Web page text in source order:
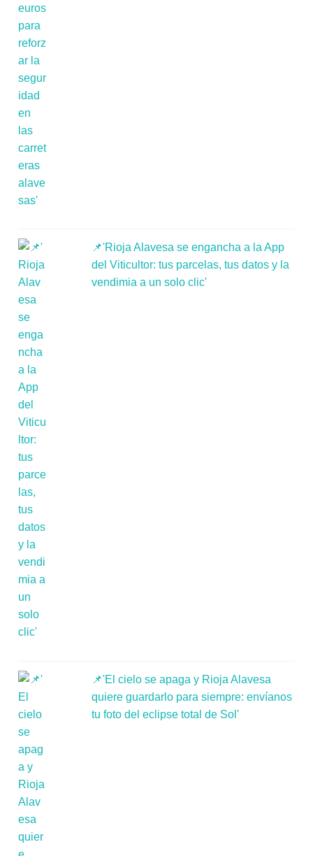
📌'Rioja Alavesa se engancha a la App
del Viticultor: tus parcelas, tus datos y la
vendimia a un solo clic'
📌'El cielo se apaga y Rioja Alavesa
quiere guardarlo para siempre: envíanos
tu foto del eclipse total de Sol'